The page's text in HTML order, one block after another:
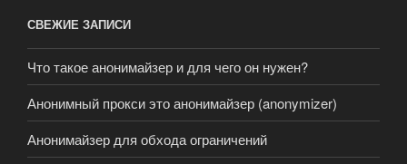
СВЕЖИЕ ЗАПИСИ
Что такое анонимайзер и для чего он нужен?
Анонимный прокси это анонимайзер (anonymizer)
Анонимайзер для обхода ограничений